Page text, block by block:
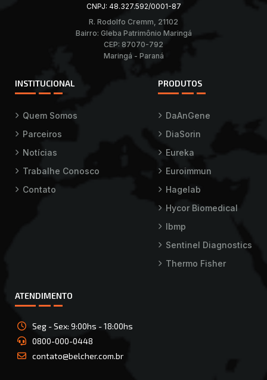
CNPJ: 48.327.592/0001-87
R. Rodolfo Cremm, 21102
Bairro: Gleba Patrimônio Maringá
CEP: 87070-792
Maringá - Paraná
INSTITUCIONAL
Quem Somos
Parceiros
Notícias
Trabalhe Conosco
Contato
PRODUTOS
DaAnGene
DiaSorin
Eureka
Euroimmun
Hagelab
Hycor Biomedical
Ibmp
Sentinel Diagnostics
Thermo Fisher
ATENDIMENTO
Seg - Sex: 9:00hs - 18:00hs
0800-000-0448
contato@belcher.com.br